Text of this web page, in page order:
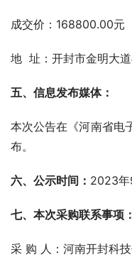
成交价：168800.00元
地  址：开封市金明大
五、信息发布媒体：
本次公告在《河南省电
布。
六、公示时间： 2023
七、本次采购联系事项：
采 购 人：河南开封科